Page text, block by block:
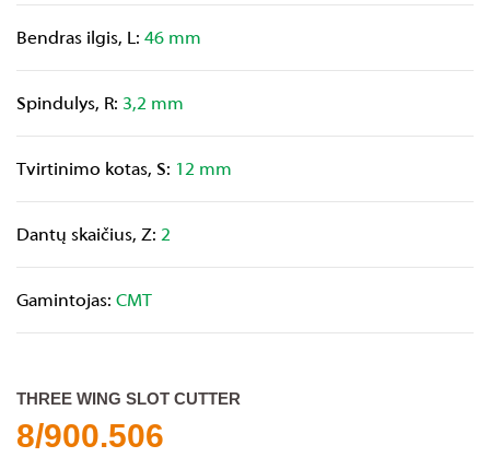
Bendras ilgis, L: 46 mm
Spindulys, R: 3,2 mm
Tvirtinimo kotas, S: 12 mm
Dantų skaičius, Z: 2
Gamintojas: CMT
THREE WING SLOT CUTTER
8/900.506